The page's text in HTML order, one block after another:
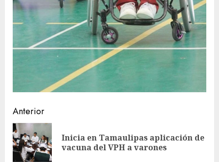
Sigue
leyendo
Anterior
Inicia en Tamaulipas aplicación de
vacuna del VPH a varones